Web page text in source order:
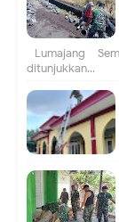
Lumajang –
ditunjukkan...